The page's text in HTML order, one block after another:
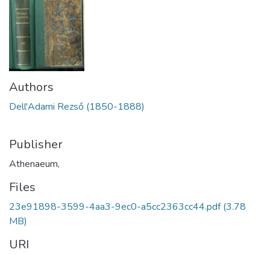
Authors
Dell'Adami Rezső (1850-1888)
Publisher
Athenaeum,
Files
23e91898-3599-4aa3-9ec0-a5cc2363cc44.pdf(3.78
MB)
URI